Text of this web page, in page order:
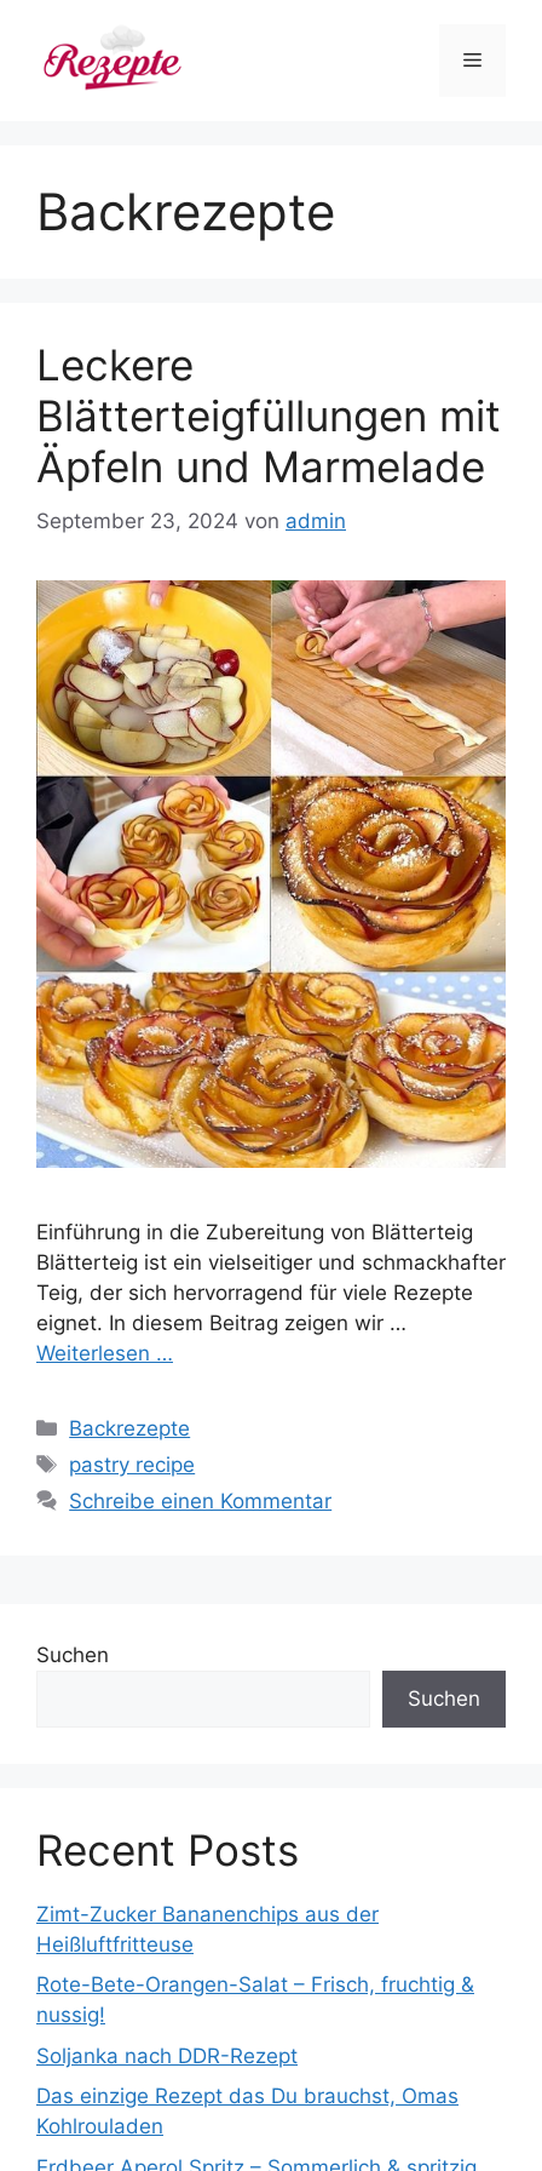
Inhalt
springen
Menü
Backrezepte
Leckere
Blätterteigfüllungen mit
Äpfeln und Marmelade
September 23, 2024 von admin
Einführung in die Zubereitung von Blätterteig
Blätterteig ist ein vielseitiger und schmackhafter
Teig, der sich hervorragend für viele Rezepte
eignet. In diesem Beitrag zeigen wir …
Weiterlesen …
Kategorien
Backrezepte
Schlagwörter
pastry recipe
Schreibe einen Kommentar
Suchen
Suchen
Recent Posts
Zimt-Zucker Bananenchips aus der
Heißluftfritteuse
Rote-Bete-Orangen-Salat – Frisch, fruchtig &
nussig!
Soljanka nach DDR-Rezept
Das einzige Rezept das Du brauchst, Omas
Kohlrouladen